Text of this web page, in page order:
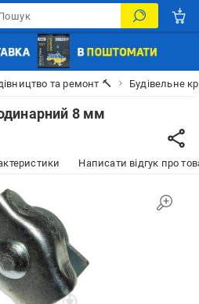
та ремонт 🔨 Будівельне
8 мм
Написати відгук про